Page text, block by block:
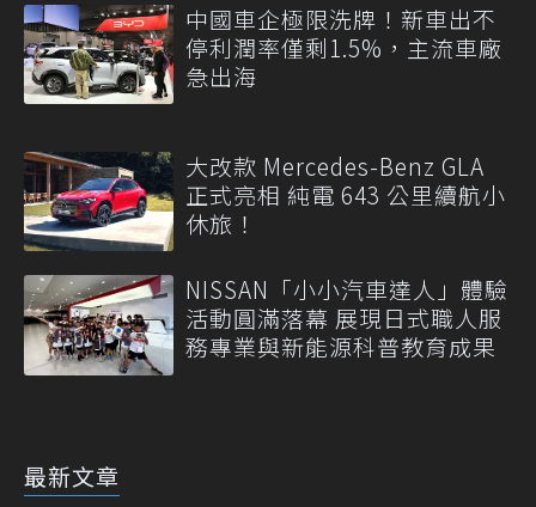
中國車企極限洗牌！新車出不
停利潤率僅剩1.5%，主流車廠
急出海
大改款 Mercedes-Benz GLA
正式亮相 純電 643 公里續航小
休旅！
NISSAN「小小汽車達人」體驗
活動圓滿落幕 展現日式職人服
務專業與新能源科普教育成果
最新文章